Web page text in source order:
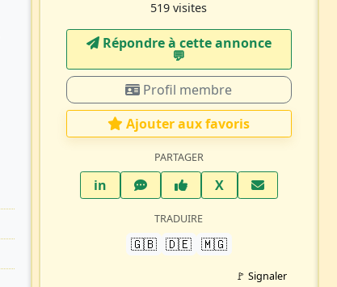
519 visites
Répondre à cette annonce
💬​
Profil membre
Ajouter aux favoris
PARTAGER
inLinkedInWhatsAppFacebook
XTwitter X
TRADUIRE
🇬🇧 🇩🇪 🇲🇬
🚩 Signaler